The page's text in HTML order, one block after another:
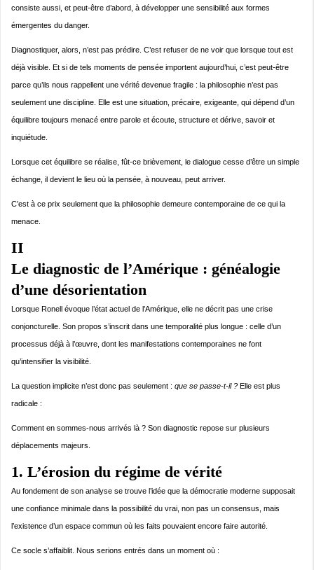
consiste aussi, et peut-être d’abord, à développer une sensibilité aux formes
émergentes du danger.
Diagnostiquer, alors, n’est pas prédire. C’est refuser de ne voir que lorsque tout est
déjà visible. Et si de tels moments de pensée importent aujourd’hui, c’est peut-être
parce qu’ils nous rappellent une vérité devenue fragile : la philosophie n’est pas
seulement une discipline. Elle est une situation, précaire, exigeante, qui dépend d’un
équilibre toujours menacé entre parole et écoute, structure et dérive, savoir et
inquiétude.
Lorsque cet équilibre se réalise, fût-ce brièvement, le dialogue cesse d’être un simple
échange, il devient le lieu où la pensée, à nouveau, peut arriver.
C’est à ce prix seulement que la philosophie demeure contemporaine de ce qui la
menace.
II
Le diagnostic de l’Amérique : généalogie
d’une désorientation
Lorsque Ronell évoque l’état actuel de l’Amérique, elle ne décrit pas une crise
conjoncturelle. Son propos s’inscrit dans une temporalité plus longue : celle d’un
processus déjà à l’œuvre, dont les manifestations contemporaines ne font
qu’intensifier la visibilité.
La question implicite n’est donc pas seulement : que se passe-t-il ? Elle est plus
radicale :
Comment en sommes-nous arrivés là ? Son diagnostic repose sur plusieurs
déplacements majeurs.
1. L’érosion du régime de vérité
Au fondement de son analyse se trouve l’idée que la démocratie moderne supposait
une confiance minimale dans la possibilité du vrai, non pas un consensus, mais
l’existence d’un espace commun où les faits pouvaient encore faire autorité.
Ce socle s’affaiblit. Nous serions entrés dans un moment où :